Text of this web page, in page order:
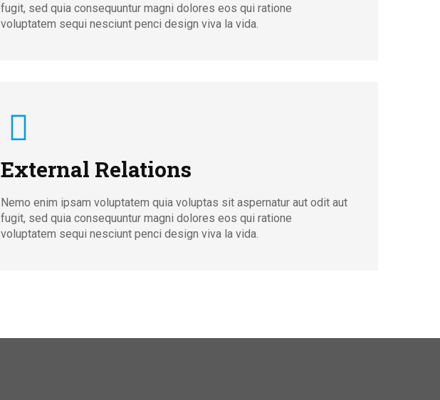
fugit, sed quia consequuntur magni dolores eos qui ratione
voluptatem sequi nesciunt penci design viva la vida.
External Relations
Nemo enim ipsam voluptatem quia voluptas sit aspernatur aut odit aut
fugit, sed quia consequuntur magni dolores eos qui ratione
voluptatem sequi nesciunt penci design viva la vida.